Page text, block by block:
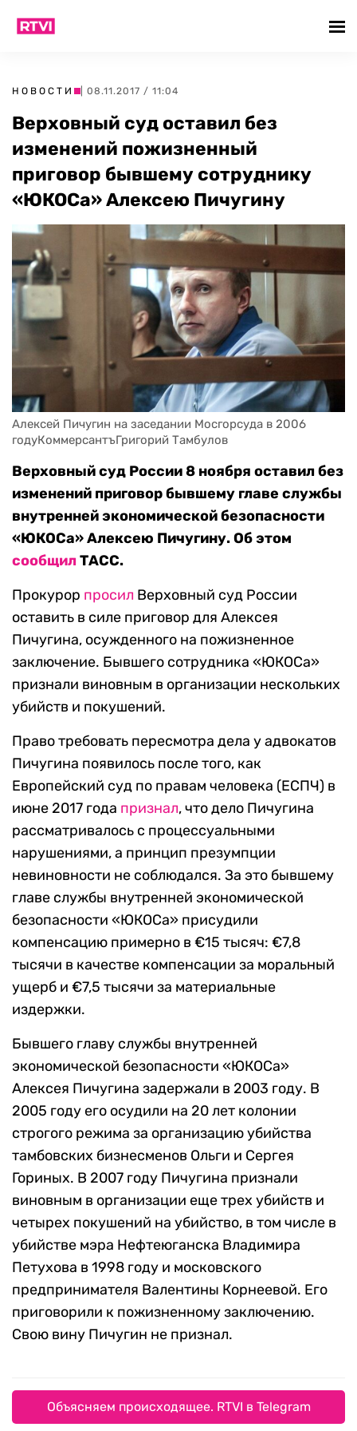
НОВОСТИ | 08.11.2017 / 11:04
Верховный суд оставил без
изменений пожизненный
приговор бывшему сотруднику
«ЮКОСа» Алексею Пичугину
Алексей Пичугин на заседании Мосгорсуда в 2006
годуКоммерсантъГригорий Тамбулов
Верховный суд России 8 ноября оставил без
изменений приговор бывшему главе службы
внутренней экономической безопасности
«ЮКОСа» Алексею Пичугину. Об этом
сообщилТАСС.
Прокурор просил Верховный суд России
оставить в силе приговор для Алексея
Пичугина, осужденного на пожизненное
заключение. Бывшего сотрудника «ЮКОСа»
признали виновным в организации нескольких
убийств и покушений.
Право требовать пересмотра дела у адвокатов
Пичугина появилось после того, как
Европейский суд по правам человека (ЕСПЧ) в
июне 2017 года признал, что дело Пичугина
рассматривалось с процессуальными
нарушениями, а принцип презумпции
невиновности не соблюдался. За это бывшему
главе службы внутренней экономической
безопасности «ЮКОСа» присудили
компенсацию примерно в €15 тысяч: €7,8
тысячи в качестве компенсации за моральный
ущерб и €7,5 тысячи за материальные
издержки.
Бывшего главу службы внутренней
экономической безопасности «ЮКОСа»
Алексея Пичугина задержали в 2003 году. В
2005 году его осудили на 20 лет колонии
строгого режима за организацию убийства
тамбовских бизнесменов Ольги и Сергея
Гориных. В 2007 году Пичугина признали
виновным в организации еще трех убийств и
четырех покушений на убийство, в том числе в
убийстве мэра Нефтеюганска Владимира
Петухова в 1998 году и московского
предпринимателя Валентины Корнеевой. Его
приговорили к пожизненному заключению.
Свою вину Пичугин не признал.
Объясняем происходящее. RTVI в Telegram